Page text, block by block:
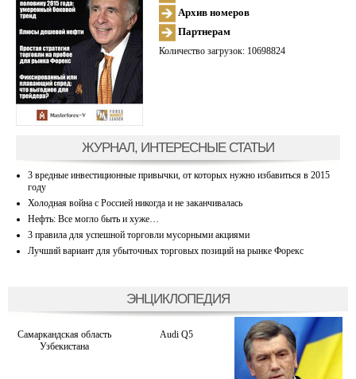
Архив номеров
Партнерам
Количество загрузок: 10698824
ЖУРНАЛ, ИНТЕРЕСНЫЕ СТАТЬИ
3 вредные инвестиционные привычки, от которых нужно избавиться в 2015
году
Холодная война с Россией никогда и не заканчивалась
Нефть: Все могло быть и хуже…
3 правила для успешной торговли мусорными акциями
Лучший вариант для убыточных торговых позиций на рынке Форекс
ЭНЦИКЛОПЕДИЯ
Самаркандская область
Узбекистана
Audi Q5